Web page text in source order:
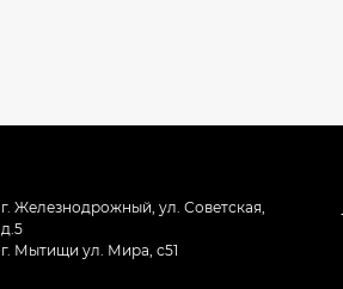
г. Железнодрожный, ул. Советская,
д.5
г. Мытищи ул. Мира, с51